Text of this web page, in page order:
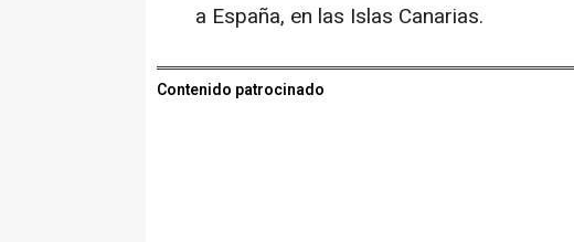
a España, en las Islas Canarias.
Contenido patrocinado